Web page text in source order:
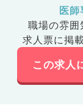
医
職場の雰囲
求人票に掲
この求人